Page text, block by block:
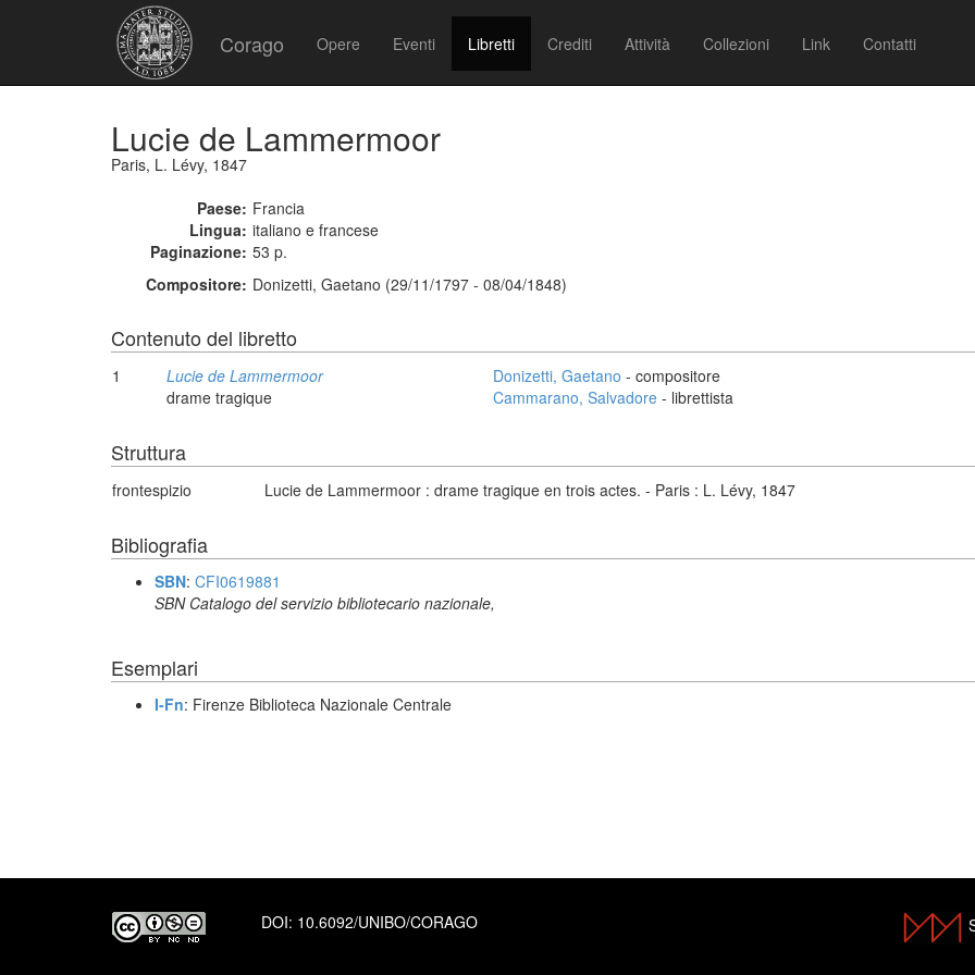
Corago Opere Eventi Libretti Crediti Attività Collezioni Link Contatti
Lucie de Lammermoor
Paris, L. Lévy, 1847
Paese: Francia
Lingua: italiano e francese
Paginazione: 53 p.
Compositore: Donizetti, Gaetano (29/11/1797 - 08/04/1848)
Contenuto del libretto
1
Lucie de Lammermoor
drame tragique
Donizetti, Gaetano - compositore
Cammarano, Salvadore - librettista
Struttura
frontespizio Lucie de Lammermoor : drame tragique en trois actes. - Paris : L. Lévy, 1847
Bibliografia
SBN: CFI0619881
SBN Catalogo del servizio bibliotecario nazionale,
Esemplari
I-Fn: Firenze Biblioteca Nazionale Centrale
DOI: 10.6092/UNIBO/CORAGO